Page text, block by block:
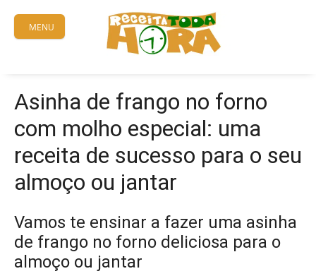
content
MENU
Asinha de frango no forno
com molho especial: uma
receita de sucesso para o seu
almoço ou jantar
Vamos te ensinar a fazer uma asinha
de frango no forno deliciosa para o
almoço ou jantar